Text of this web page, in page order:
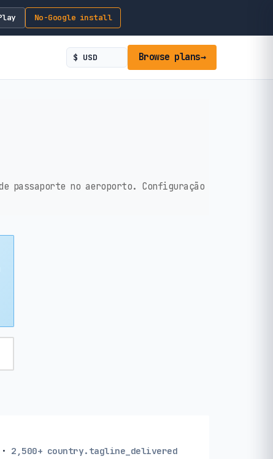
No-Google install
Browse plans→
passaporte no aeroporto. Configuração
2,500+ country.tagline_delivered